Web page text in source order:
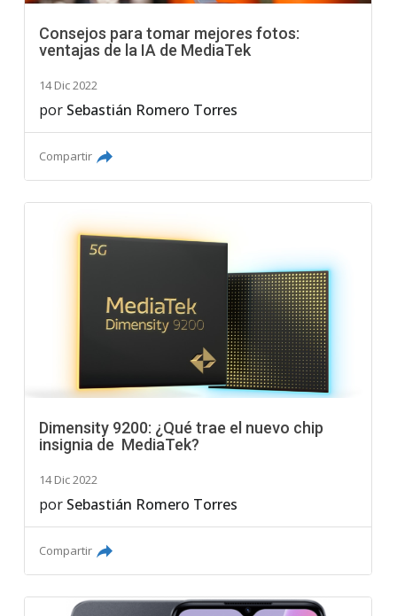
Consejos para tomar mejores fotos:
ventajas de la IA de MediaTek
14 Dic 2022
por Sebastián Romero Torres
Compartir
Dimensity 9200: ¿Qué trae el nuevo chip
insignia de MediaTek?
14 Dic 2022
por Sebastián Romero Torres
Compartir